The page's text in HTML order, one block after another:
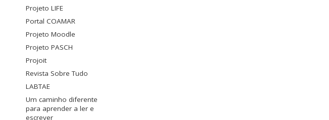
Projeto LIFE
Portal COAMAR
Projeto Moodle
Projeto PASCH
Projoit
Revista Sobre Tudo
LABTAE
Um caminho diferente
para aprender a ler e
escrever